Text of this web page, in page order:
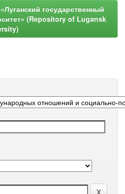
государственный
(Repository of Lugansk